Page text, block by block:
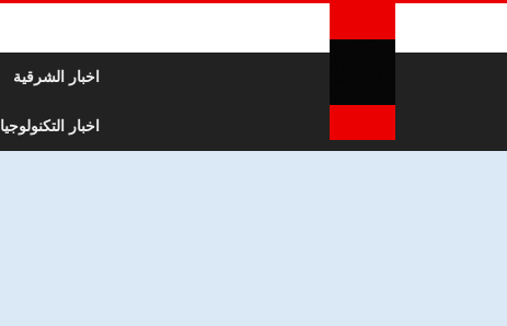
اخبار الشرقية
اخبار التكنولوجيا